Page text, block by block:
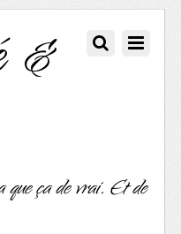
&
que ça de vrai. Et de